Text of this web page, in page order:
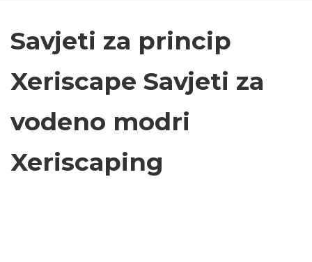
Savjeti za princip
Xeriscape Savjeti za
vodeno modri
Xeriscaping